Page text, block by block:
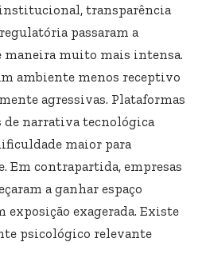
transparência
passaram a
maneira muito mais intensa.
ambiente menos receptivo
agressivas. Plataformas
de narrativa tecnológica
maior para
Em contrapartida, empresas
a ganhar espaço
exposição exagerada. Existe
psicológico relevante